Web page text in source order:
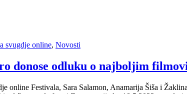
svugdje online, Novosti
donose odluku o najboljim
online Festivala, Sara Salamon, Anamarija Šiša i